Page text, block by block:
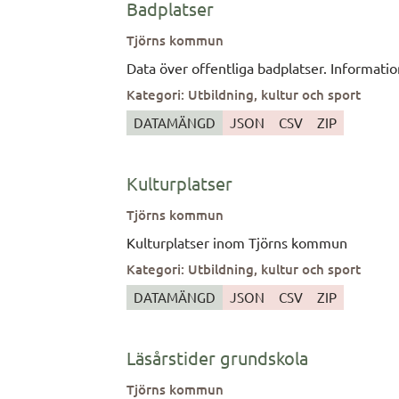
ultraljudsteknologi för att noggrant mäta
för att säkerställa korrekt flödesriktning
Badplatser
Tjörns kommun
Data över offentliga badplatser.
Kategori: Utbildning, kultur och sport
DATAMÄNGD JSON CSV ZIP
Kulturplatser
Tjörns kommun
Kulturplatser inom Tjörns kommun
Kategori: Utbildning, kultur och sport
DATAMÄNGD JSON CSV ZIP
Läsårstider grundskola
Tjörns kommun